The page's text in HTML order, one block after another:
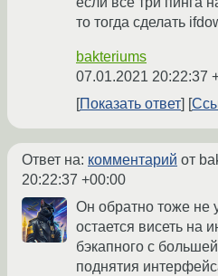
то тогда сделать
bakteriums
07.01.2021 20:22:37
Показать ответ
Ответ на: комментарий от
20:22:37 +00:00
Он обратно тоже не
остается висеть на
бэкапного с
поднятия